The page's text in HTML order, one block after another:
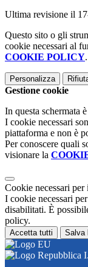
Ultima revisione il
Questo sito o gli
cookie necessari al
COOKIE POLICY.
Personalizza
Gestione cookie
In questa schermata
I cookie necessari
piattaforma e non è
Per conoscere quali
visionare la
Cookie necessari
I cookie necessari
disabilitati. È
policy.
Accetta tutti Salva